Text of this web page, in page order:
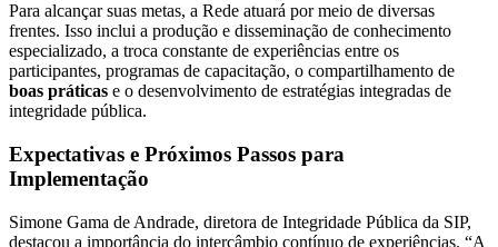
Para alcançar suas metas, a Rede atuará por meio de diversas
frentes. Isso inclui a produção e disseminação de conhecimento
especializado, a troca constante de experiências entre os
participantes, programas de capacitação, o compartilhamento de
boas práticas e o desenvolvimento de estratégias integradas de
integridade pública.
Expectativas e Próximos Passos para
Implementação
Simone Gama de Andrade, diretora de Integridade Pública da SIP,
destacou a importância do intercâmbio contínuo de experiências. “A